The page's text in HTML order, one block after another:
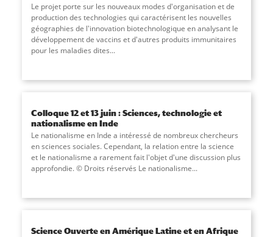
Le projet porte sur les nouveaux modes d'organisation et de
production des technologies qui caractérisent les nouvelles
géographies de l'innovation biotechnologique en analysant le
développement de vaccins et d'autres produits immunitaires
pour les maladies dites...
Colloque 12 et 13 juin : Sciences, technologie et
nationalisme en Inde
Le nationalisme en Inde a intéressé de nombreux chercheurs
en sciences sociales. Cependant, la relation entre la science
et le nationalisme a rarement fait l'objet d'une discussion plus
approfondie. © Droits réservés Le nationalisme...
Science Ouverte en Amérique Latine et en Afrique